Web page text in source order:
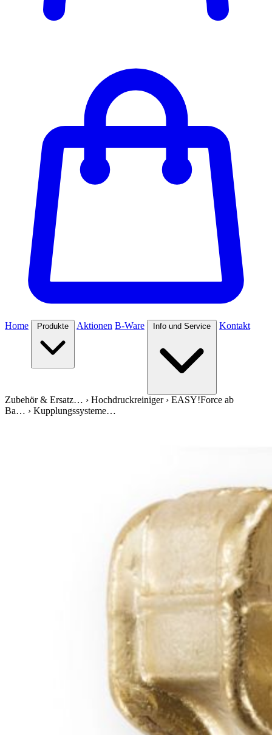
Home Produkte Aktionen B-Ware Info und Service Kontakt
Zubehör & Ersatz… › Hochdruckreiniger› EASY!Force ab
Ba… › Kupplungssysteme…